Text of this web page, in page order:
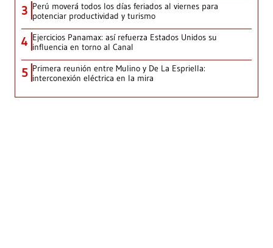
3 Perú moverá todos los días feriados al viernes para
potenciar productividad y turismo
4 Ejercicios Panamax: así refuerza Estados Unidos su
influencia en torno al Canal
5 Primera reunión entre Mulino y De La Espriella:
interconexión eléctrica en la mira